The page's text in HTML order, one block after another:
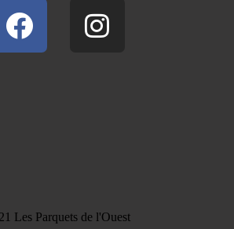
Les Parquets de l'Ouest